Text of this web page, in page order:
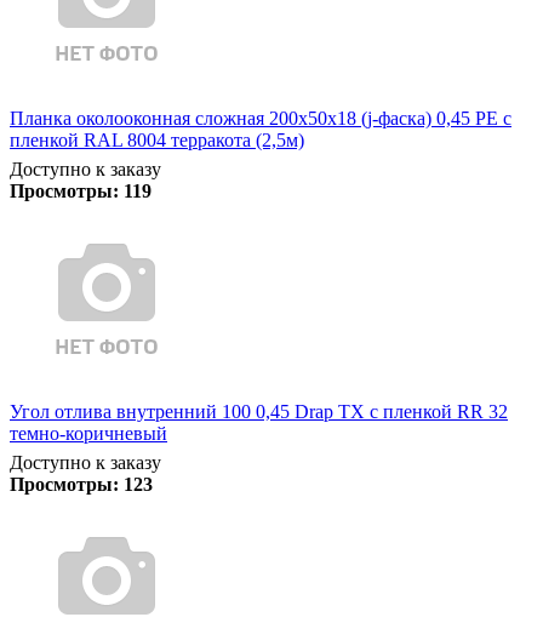
Планка околооконная сложная 200х50х18 (j-фаска) 0,45 PE с
пленкой RAL 8004 терракота (2,5м)
Доступно к заказу
Просмотры: 119
Угол отлива внутренний 100 0,45 Drap TX с пленкой RR 32
темно-коричневый
Доступно к заказу
Просмотры: 123